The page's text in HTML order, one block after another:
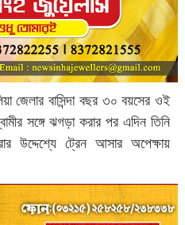
জেলার বাসিন্দা বছর ৩০ বয়সের ওই
সঙ্গে ঝগড়া করার পর এদিন তিনি
উদ্দেশ্যে ট্রেন আসার অপেক্ষায়